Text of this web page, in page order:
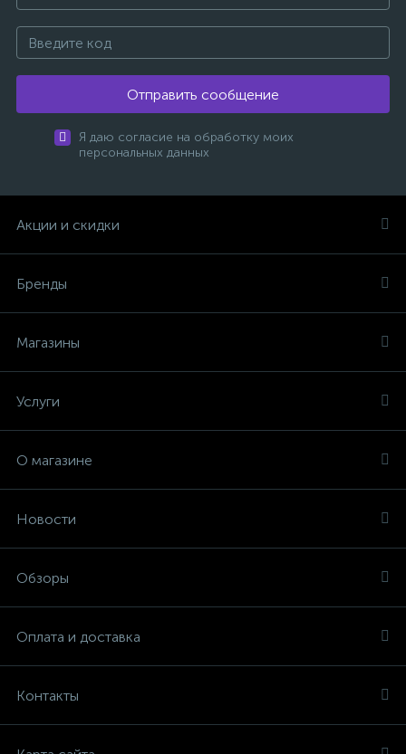
Отправить сообщение
Я даю согласие на обработку моих
персональных данных
Акции и скидки
Бренды
Магазины
Услуги
О магазине
Новости
Обзоры
Оплата и доставка
Контакты